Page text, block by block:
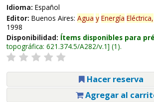
Idioma: Español
Editor: Buenos Aires: Agua y Energía Eléctrica,
1998
Disponibilidad: Ítems disponibles para
topográfica: 621.374.5/A282/v.1 (1).
Hacer reserva
Agregar al